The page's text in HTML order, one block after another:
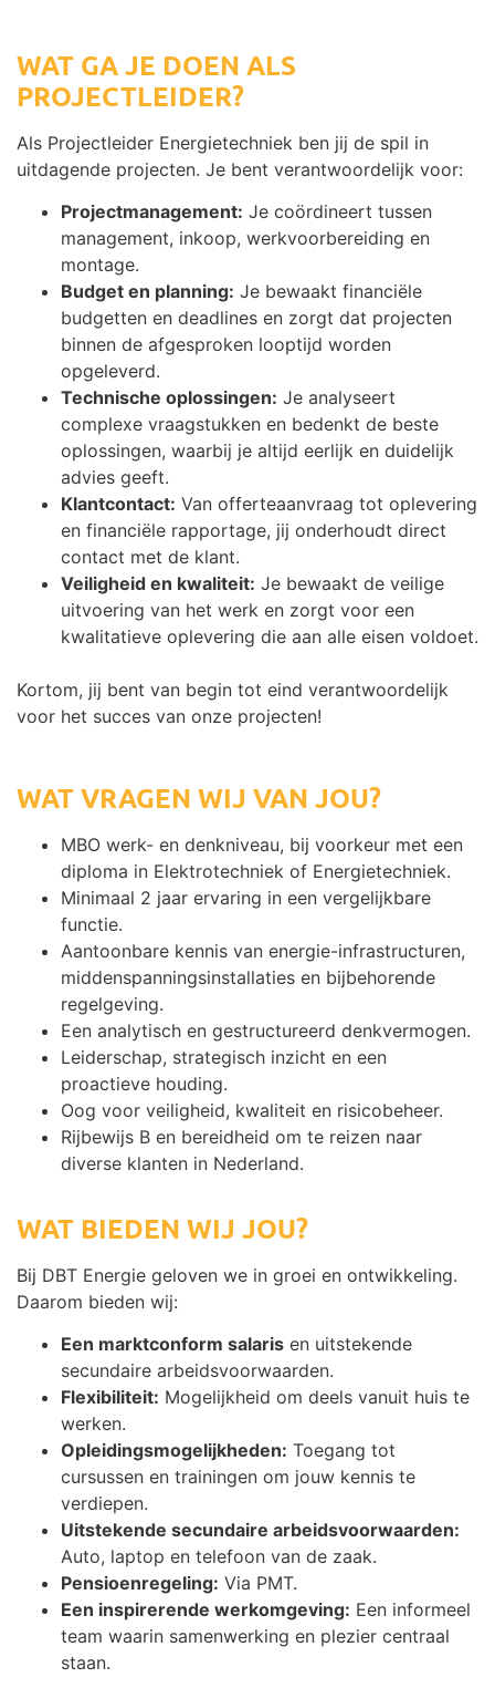
WAT GA JE DOEN ALS
PROJECTLEIDER?
Als Projectleider Energietechniek ben jij de spil in
uitdagende projecten. Je bent verantwoordelijk voor:
Projectmanagement: Je coördineert tussen
management, inkoop, werkvoorbereiding en
montage.
Budget en planning: Je bewaakt financiële
budgetten en deadlines en zorgt dat projecten
binnen de afgesproken looptijd worden
opgeleverd.
Technische oplossingen: Je analyseert
complexe vraagstukken en bedenkt de beste
oplossingen, waarbij je altijd eerlijk en duidelijk
advies geeft.
Klantcontact: Van offerteaanvraag tot oplevering
en financiële rapportage, jij onderhoudt direct
contact met de klant.
Veiligheid en kwaliteit: Je bewaakt de veilige
uitvoering van het werk en zorgt voor een
kwalitatieve oplevering die aan alle eisen voldoet.
Kortom, jij bent van begin tot eind verantwoordelijk
voor het succes van onze projecten!
WAT VRAGEN WIJ VAN JOU?
MBO werk- en denkniveau, bij voorkeur met een
diploma in Elektrotechniek of Energietechniek.
Minimaal 2 jaar ervaring in een vergelijkbare
functie.
Aantoonbare kennis van energie-infrastructuren,
middenspanningsinstallaties en bijbehorende
regelgeving.
Een analytisch en gestructureerd denkvermogen.
Leiderschap, strategisch inzicht en een
proactieve houding.
Oog voor veiligheid, kwaliteit en risicobeheer.
Rijbewijs B en bereidheid om te reizen naar
diverse klanten in Nederland.
WAT BIEDEN WIJ JOU?
Bij DBT Energie geloven we in groei en ontwikkeling.
Daarom bieden wij:
Een marktconform salaris en uitstekende
secundaire arbeidsvoorwaarden.
Flexibiliteit: Mogelijkheid om deels vanuit huis te
werken.
Opleidingsmogelijkheden: Toegang tot
cursussen en trainingen om jouw kennis te
verdiepen.
Uitstekende secundaire arbeidsvoorwaarden:
Auto, laptop en telefoon van de zaak.
Pensioenregeling: Via PMT.
Een inspirerende werkomgeving: Een informeel
team waarin samenwerking en plezier centraal
staan.